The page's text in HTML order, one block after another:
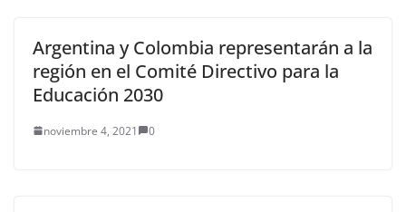
Argentina y Colombia representarán a la
región en el Comité Directivo para la
Educación 2030
noviembre 4, 2021 0